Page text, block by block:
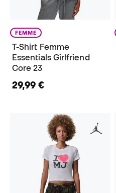
FEMME
T-Shirt Femme
Essentials Girlfriend
Core 23
29,99 €